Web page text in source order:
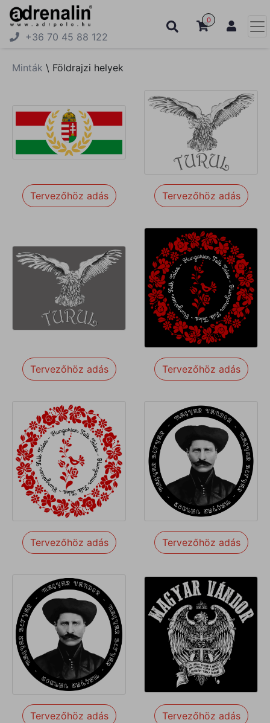
+36 70 45 88 122
0
Minták \ Földrajzi helyek
Tervezőhöz adás
Tervezőhöz adás
Tervezőhöz adás
Tervezőhöz adás
Tervezőhöz adás
Tervezőhöz adás
Tervezőhöz adás
Tervezőhöz adás
Tervezőhöz adás
Tervezőhöz adás
Tervezőhöz adás
Tervezőhöz adás Tervezőhöz adás